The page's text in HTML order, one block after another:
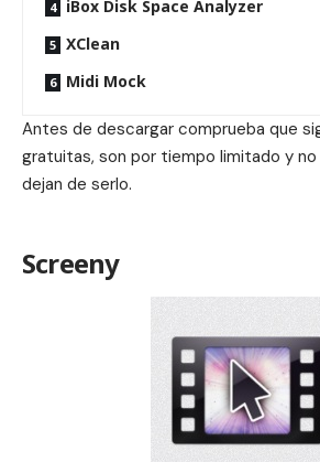
iBox Disk Space Analyzer
XClean
Midi Mock
Antes de descargar comprueba que
gratuitas, son por tiempo limitado y no
dejan de serlo.
Screeny